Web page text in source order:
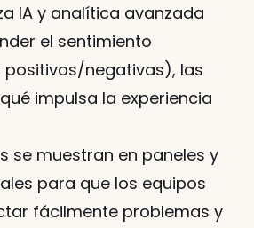
IA y analítica avanzada
el sentimiento
positivas/negativas), las
impulsa la experiencia
se muestran en paneles y
para que los equipos
fácilmente problemas y